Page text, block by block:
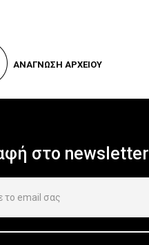
ΑΝΑΓΝΩΣΗ ΑΡΧΕΙΟΥ
στο newsletter